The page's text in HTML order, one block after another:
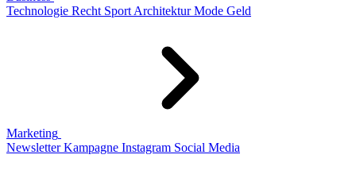
Technologie Recht Sport Architektur Mode Geld
Marketing
Newsletter Kampagne Instagram Social Media